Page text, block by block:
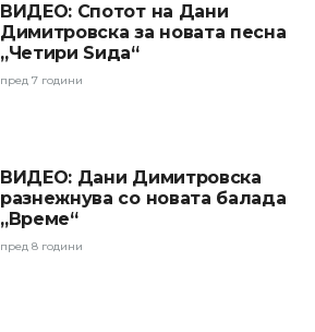
ВИДЕО: Спотот на Дани
Димитровска за новата песна
„Четири Ѕида“
пред 7 години
ВИДЕО: Дани Димитровска
разнежнува со новата балада
„Време“
пред 8 години